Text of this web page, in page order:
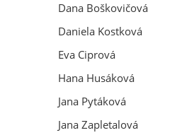
Dana Boškovičová
Daniela Kostková
Eva Ciprová
Hana Husáková
Jana Pytáková
Jana Zapletalová